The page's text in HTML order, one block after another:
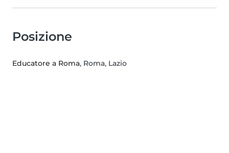
Posizione
Educatore a Roma, Roma, Lazio